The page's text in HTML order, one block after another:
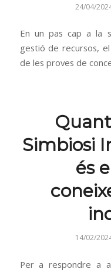
24/04/
En un pas cap a la
gestió de recursos,
de les proves de
Simbiosi
és
14/02/
Per a respondre a